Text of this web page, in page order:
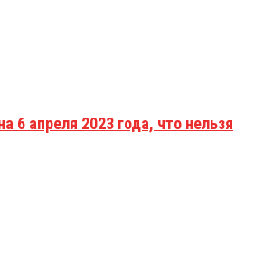
6 апреля 2023 года, что нельзя